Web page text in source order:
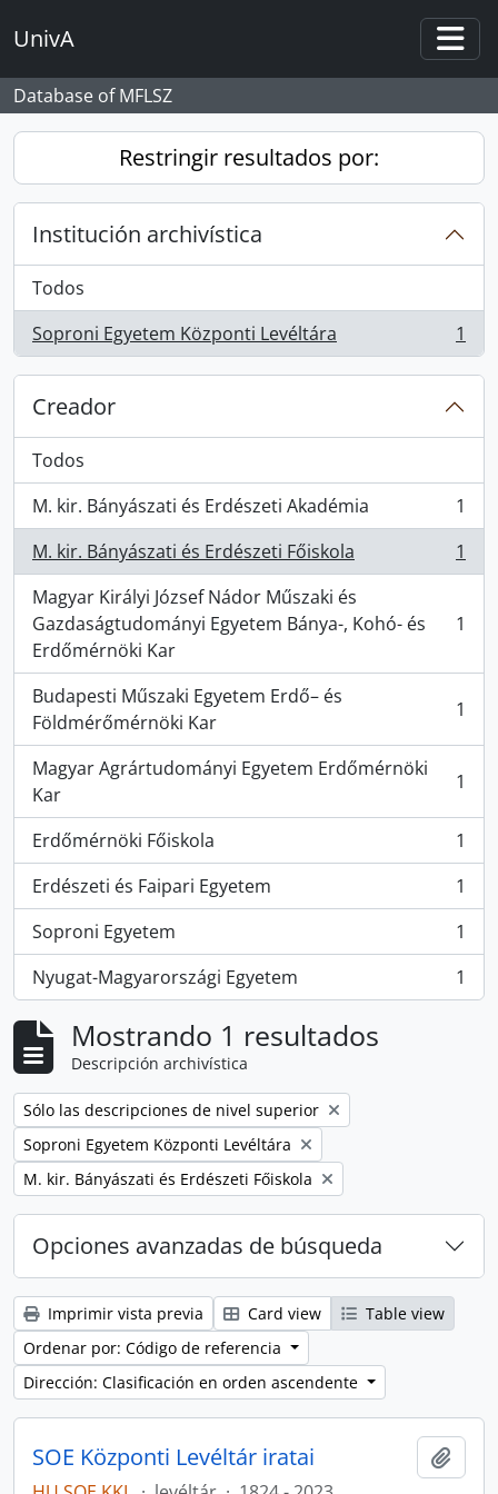
UnivA
Database of MFLSZ
Restringir resultados por:
Institución archivística
Todos
Soproni Egyetem Központi Levéltára
, 1 resultados 1
Creador
Todos
M. kir. Bányászati és Erdészeti Akadémia
, 1 resultados
1
M. kir. Bányászati és Erdészeti Főiskola
, 1 resultados
1
Magyar Királyi József Nádor Műszaki és
Gazdaságtudományi Egyetem Bánya-, Kohó- és
Erdőmérnöki Kar
, 1 resultados 1
Budapesti Műszaki Egyetem Erdő– és
Földmérőmérnöki Kar
, 1 resultados 1
Magyar Agrártudományi Egyetem Erdőmérnöki
Kar
, 1 resultados 1
Erdőmérnöki Főiskola
, 1 resultados
1
Erdészeti és Faipari Egyetem
, 1 resultados
1
Soproni Egyetem
, 1 resultados
1
Nyugat-Magyarországi Egyetem
, 1 resultados 1
Mostrando 1 resultados
Descripción archivística
Remove filter:
Sólo las descripciones de nivel superior
Remove filter:
Soproni Egyetem Központi Levéltára
Remove filter:
M. kir. Bányászati és Erdészeti Főiskola
Opciones avanzadas de búsqueda
Imprimir vista previa Card view
Table view
Ordenar por: Código de referencia
Dirección: Clasificación en orden ascendente
SOE Központi Levéltár iratai